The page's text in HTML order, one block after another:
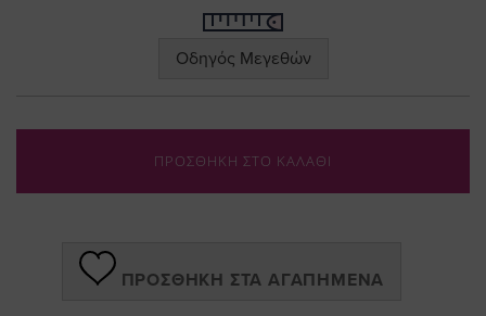
Οδηγός Μεγεθών
ΠΡΟΣΘΗΚΗ ΣΤΟ ΚΑΛΑΘΙ
ΠΡΟΣΘΉΚΗ ΣΤΑ ΑΓΑΠΗΜΈΝΑ